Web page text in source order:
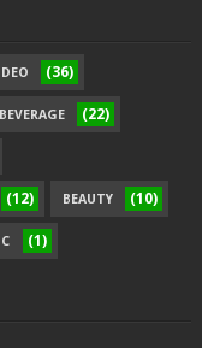
(36)
(22)
(12) BEAUTY (10)
(1)